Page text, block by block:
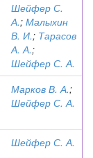
Шейфер С.
А.; Малыхин
В. И.; Тарасов
А. А.;
Шейфер С. А.
Марков В. А.;
Шейфер С. А.
Шейфер С. А.